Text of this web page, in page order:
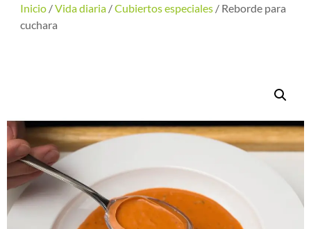
Inicio /Vida diaria /Cubiertos especiales / Reborde para
cuchara